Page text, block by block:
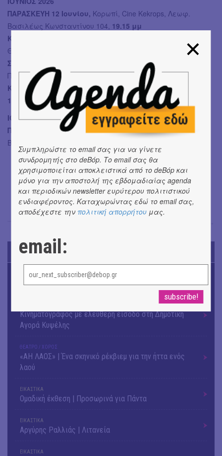
ΠΑΡΑΣΚΕΥΗ 12 Ιουνίου, Κορωπί, Cine Kekrops, Λεωφ.
Βασιλέως Κωνσταντίνου 104, 19.15 μμ
ΚΥΡΙΑΚΗ 14 Ιουνίου,
Θησέως,
ΣΑΒΒΑΤΟ 27 Ιουνίου,
Χαλάνδρι, Cine Aλεξάνδρα, Ηρώων
Πολυτεχνείου 27, 19.15 μμ
ΚΥΡΙΑΚΗ 28 Ιουνίου,Αθήνα, Myrtillo Cafe, μετρό Πανόρμου,
11 πμ
ΙΟΥΛΙΟΣ 2026
ΠΑΡΑΣΚΕΥΗ 3 Ιουλίου,Βάρκιζα, Cine Βάρκιζα, Θάσου 22,
Βάρη,
TODAY'S EVENTS
ΜΟΥΣΙΚΗ
Το 6ο Kournos Music Festival στη Λήμνο
Κινηματογράφος με ελεύθερη είσοδο στη Δημοτική
Αγορά Κυψέλης
ΘΕΑΤΡΟ / ΧΟΡΟΣ
«ΑΗ ΛΑΟΣ» | Ένα σκηνικό ρέκβιεμ για την ήττα ενός
λαού
ΕΙΚΑΣΤΙΚΑ
Ομαδική έκθεση | Προσωρινά για Πάντα
ΕΙΚΑΣΤΙΚΑ
Αργύρης Ραλλιάς | Λιτανεία
ΕΙΚΑΣΤΙΚΑ
Συμπληρώστε το email σας για να γίνετε
συνδρομητής στο deBόp. Το email σας θα
χρησιμοποιείται αποκλειστικά από το deBόp και
μόνο για την αποστολή της εβδομαδιαίας agenda
και περιοδικών newsletter ευρύτερου πολιτιστικού
ενδιαφέροντος. Καταχωρώντας εδώ το email σας,
αποδέχεστε την πολιτική απορρήτου μας.
email: